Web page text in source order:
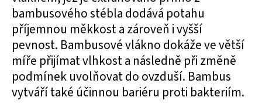
bambusového stébla dodává potahu
příjemnou měkkost a zároveň i vyšší
pevnost. Bambusové vlákno dokáže ve větší
míře přijímat vlhkost a následně při změně
podmínek uvolňovat do ovzduší. Bambus
vytváří také účinnou bariéru proti bakteriím.